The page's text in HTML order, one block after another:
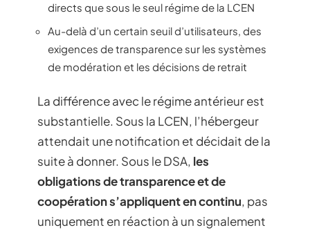
directs que sous le seul régime de la LCEN
Au-delà d’un certain seuil d’utilisateurs, des
exigences de transparence sur les systèmes
de modération et les décisions de retrait
La différence avec le régime antérieur est
substantielle. Sous la LCEN, l’hébergeur
attendait une notification et décidait de la
suite à donner. Sous le DSA, les
obligations de transparence et de
coopération s’appliquent en continu, pas
uniquement en réaction à un signalement